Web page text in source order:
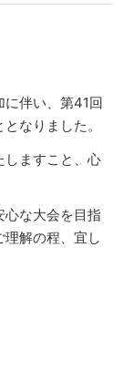
に伴い、第41回
なりました。
しますこと、心
な大会を目指
解の程、宜し